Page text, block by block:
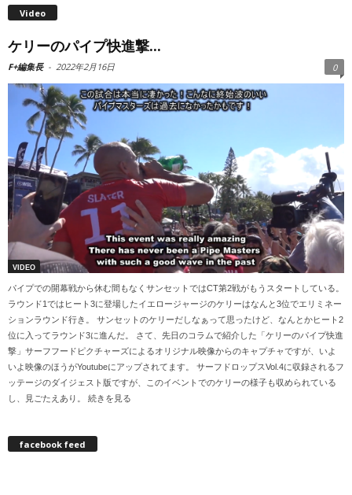
Video
ケリーのパイプ快進撃...
F+編集長 - 2022年2月16日 0
VIDEO
パイプでの開幕戦から休む間もなくサンセットではCT第2戦がもうスタートしている。
ラウンド1ではヒート3に登場したイエロージャージのケリーはなんと3位でエリミネー
ションラウンド行き。 サンセットのケリーだしなぁって思ったけど、なんとかヒート2
位に入ってラウンド3に進んだ。 さて、先日のコラムで紹介した「ケリーのパイプ快進
撃」サーフフードピクチャーズによるオリジナル映像からのキャプチャですが、いよ
いよ映像のほうがYoutubeにアップされてます。 サーフドロップスVol.4に収録されるフ
ッテージのダイジェスト版ですが、このイベントでのケリーの様子も収められている
し、見ごたえあり。 続きを見る
facebook feed